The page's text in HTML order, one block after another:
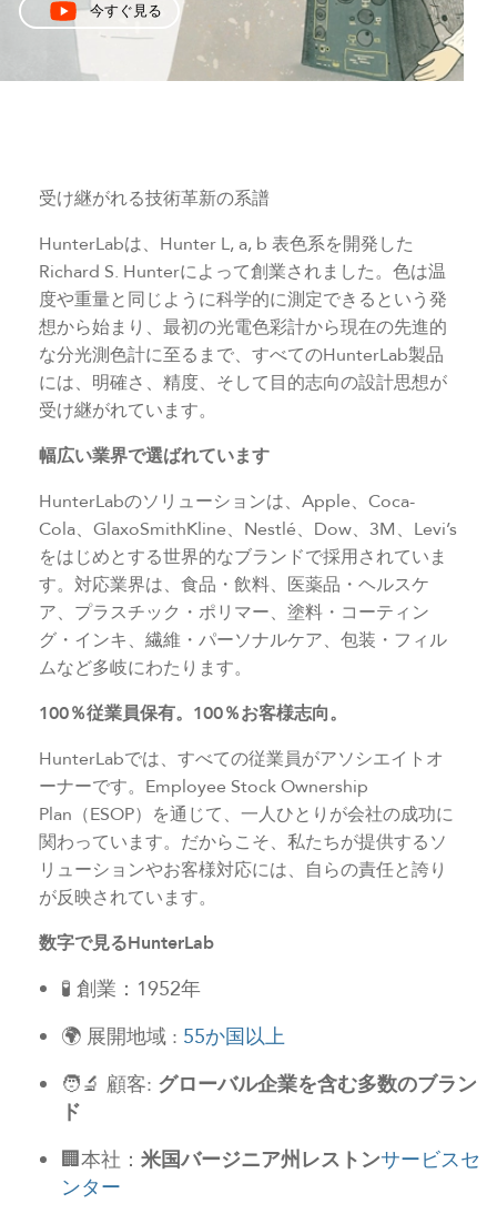
今すぐ見る
受け継がれる技術革新の系譜
HunterLabは、Hunter L, a, b 表色系を開発した
Richard S. Hunterによって創業されました。色は温
度や重量と同じように科学的に測定できるという発
想から始まり、最初の光電色彩計から現在の先進的
な分光測色計に至るまで、すべてのHunterLab製品
には、明確さ、精度、そして目的志向の設計思想が
受け継がれています。
幅広い業界で選ばれています
HunterLabのソリューションは、Apple、Coca-
Cola、GlaxoSmithKline、Nestlé、Dow、3M、Levi’s
をはじめとする世界的なブランドで採用されていま
す。対応業界は、食品・飲料、医薬品・ヘルスケ
ア、プラスチック・ポリマー、塗料・コーティン
グ・インキ、繊維・パーソナルケア、包装・フィル
ムなど多岐にわたります。
100％従業員保有。100％お客様志向。
HunterLabでは、すべての従業員がアソシエイトオ
ーナーです。Employee Stock Ownership
Plan（ESOP）を通じて、一人ひとりが会社の成功に
関わっています。だからこそ、私たちが提供するソ
リューションやお客様対応には、自らの責任と誇り
が反映されています。
数字で見るHunterLab
🧪 創業：1952年
🌍 展開地域 : 55か国以上
🧑‍🔬 顧客: グローバル企業を含む多数のブラン
ド
🏢本社： 米国バージニア州レストンサービスセ
ンター